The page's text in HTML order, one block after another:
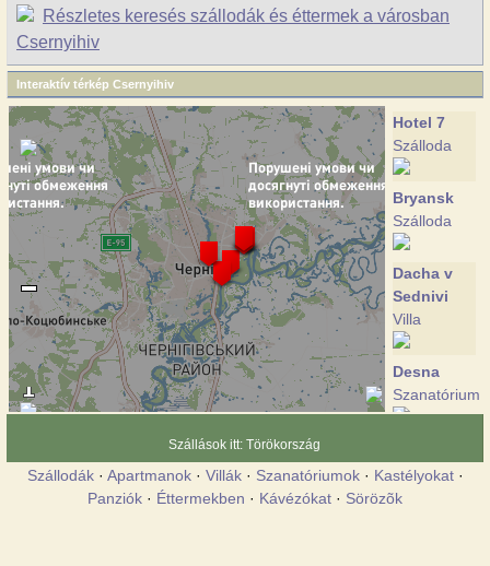
Részletes keresés szállodák és éttermek a városban
Csernyihiv
Interaktív térkép Csernyihiv
Hotel 7
Szálloda
Bryansk
Szálloda
Dacha v
Sednivi
Villa
Desna
Szanatórium
bereg
Szálloda
Szállások itt: Törökország
Szállodák· Apartmanok· Villák· Szanatóriumok· Kastélyokat·
Panziók · Éttermekben · Kávézókat · Sörözõk